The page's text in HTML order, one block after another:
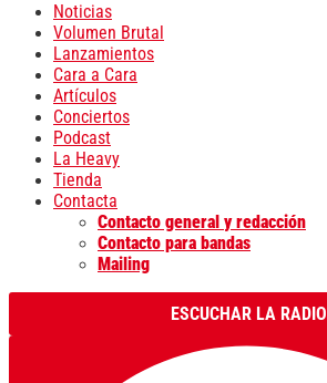
Noticias
Volumen Brutal
Lanzamientos
Cara a Cara
Artículos
Conciertos
Podcast
La Heavy
Tienda
Contacta
Contacto general y redacción
Contacto para bandas
Mailing
ESCUCHAR LA RADIO